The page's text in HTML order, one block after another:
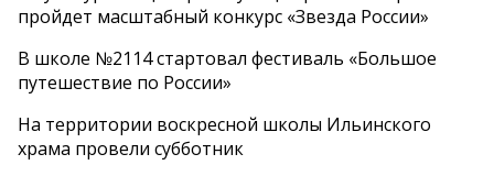
пройдет масштабный конкурс «Звезда России»
В школе №2114 стартовал фестиваль «Большое
путешествие по России»
На территории воскресной школы Ильинского
храма провели субботник